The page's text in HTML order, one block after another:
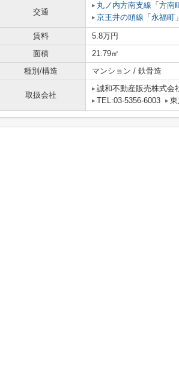
交通
丸ノ内方南支線 「 方南
京王井の頭線 「 永福町
賃料 5.8万円
面積
21.79㎡
種別/構造
マンション / 鉄骨造
取扱会社
誠和不動産販売株式会
TEL:03-5356-6003